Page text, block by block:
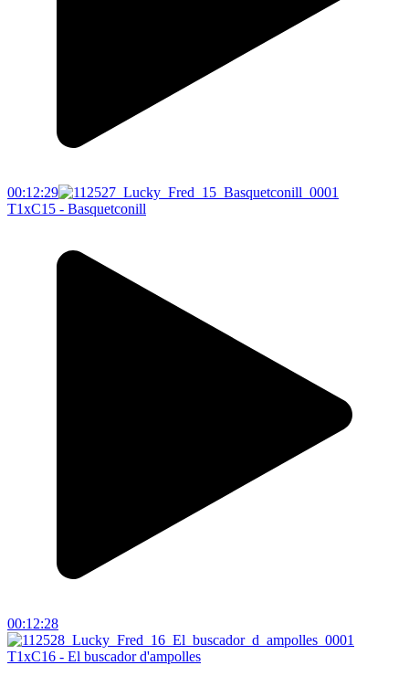
00:12:29
T1xC15 - Basquetconill
00:12:28
T1xC16 - El buscador d'ampolles